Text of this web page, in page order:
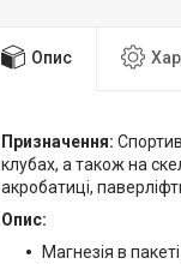
Опис
Призначення:
клубах, а також на
акробатиці,
Опис:
Магнезія в